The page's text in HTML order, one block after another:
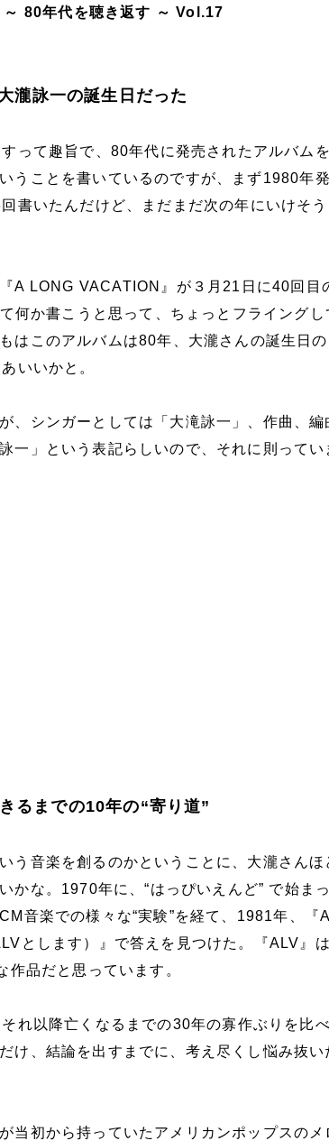
～ 80年代を聴き返す ～ Vol.17
瀧詠一の誕生日だった
って趣旨で、80年代に発売されたアルバム
うことを書いているのですが、まず1980年
書いたんだけど、まだまだ次の年にいけそう
A LONG VACATION』が３月21日に40回目
何か書こうと思って、ちょっとフライングし
はこのアルバムは80年、大瀧さんの誕生日の
いいかと。
、シンガーとしては「大滝詠一」、作曲、編
一」という表記らしいので、それに則ってい
るまでの10年の“寄り道”
う音楽を創るのかということに、大瀧さんほ
かな。1970年に、“はっぴいえんど” で始ま
音楽での様々な“実験”を経て、1981年、『A
とします）』で答えを見つけた。『ALV』
作品だと思っています。
れ以降亡くなるまでの30年の寡作ぶりを比
け、結論を出すまでに、考え尽くし悩み抜い
当初から持っていたアメリカンポップスのメ